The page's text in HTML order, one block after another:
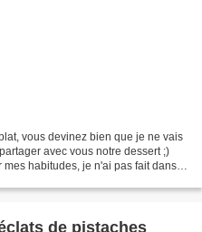
vous devinez bien que je ne vais
avec vous notre dessert ;)
habitudes, je n'ai pas fait dans
de pistaches